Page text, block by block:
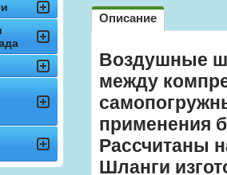
Описание
Воздушные
между
применения
Рассчитаны
Шланги